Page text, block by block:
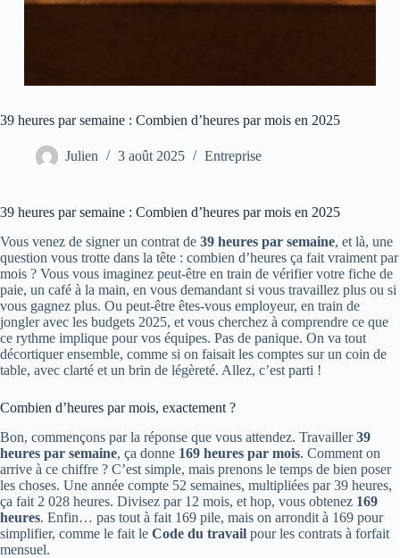
39 heures par semaine : Combien d’heures par mois en 2025
Julien 3 août 2025 Entreprise
39 heures par semaine : Combien d’heures par mois en 2025
Vous venez de signer un contrat de 39 heures par semaine, et là, une
question vous trotte dans la tête : combien d’heures ça fait vraiment par
mois ? Vous vous imaginez peut-être en train de vérifier votre fiche de
paie, un café à la main, en vous demandant si vous travaillez plus ou si
vous gagnez plus. Ou peut-être êtes-vous employeur, en train de
jongler avec les budgets 2025, et vous cherchez à comprendre ce que
ce rythme implique pour vos équipes. Pas de panique. On va tout
décortiquer ensemble, comme si on faisait les comptes sur un coin de
table, avec clarté et un brin de légèreté. Allez, c’est parti !
Combien d’heures par mois, exactement ?
Bon, commençons par la réponse que vous attendez. Travailler39
heures par semaine, ça donne 169 heures par mois. Comment on
arrive à ce chiffre ? C’est simple, mais prenons le temps de bien poser
les choses. Une année compte 52 semaines, multipliées par 39 heures,
ça fait 2 028 heures. Divisez par 12 mois, et hop, vous obtenez 169
heures. Enfin… pas tout à fait 169 pile, mais on arrondit à 169 pour
simplifier, comme le fait le Code du travail pour les contrats à forfait
mensuel.